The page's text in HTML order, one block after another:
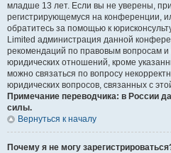
младше 13 лет. Если вы не уверены,
регистрирующемуся на конференции,
обратитесь за помощью к
Limited администрация данной
рекомендаций по правовым вопросам и
юридических отношений, кроме
можно связаться по вопросу
юридических вопросов, связанных с
Примечание переводчика: в России
силы.
Вернуться к началу
Почему я не могу